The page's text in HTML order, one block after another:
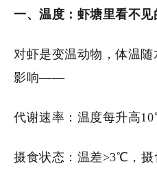
一、温度：虾塘里看不见
对虾是变温动物，体温
影响——
代谢速率：温度每升高
摄食状态：温差>3℃，摄